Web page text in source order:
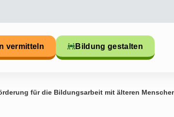
vermitteln Bildung gestalten
für die Bildungsarbeit mit älteren